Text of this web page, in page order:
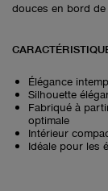
douces en bord de
Élégance
Silhouette
Fabriqué à
optimale
Intérieur
Idéale pour les